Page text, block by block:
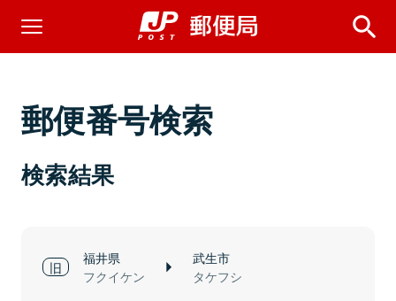
郵便番号検索
検索結果
福井県
フクイケン
武生市
タケフシ